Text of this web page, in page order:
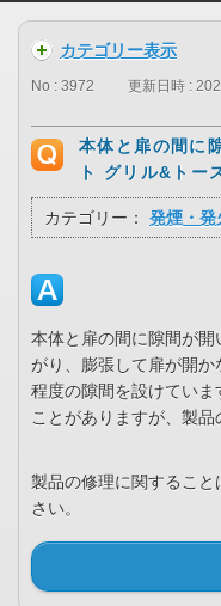
カテゴリー表示
No : 3972 更新日時 :
本体と扉の間に
ト グリル&トー
カテゴリー： 発煙・発
本体と扉の間に隙間が
がり、膨張して扉が開
程度の隙間を設けてい
ことがありますが、製品
製品の修理に関すること
さい。